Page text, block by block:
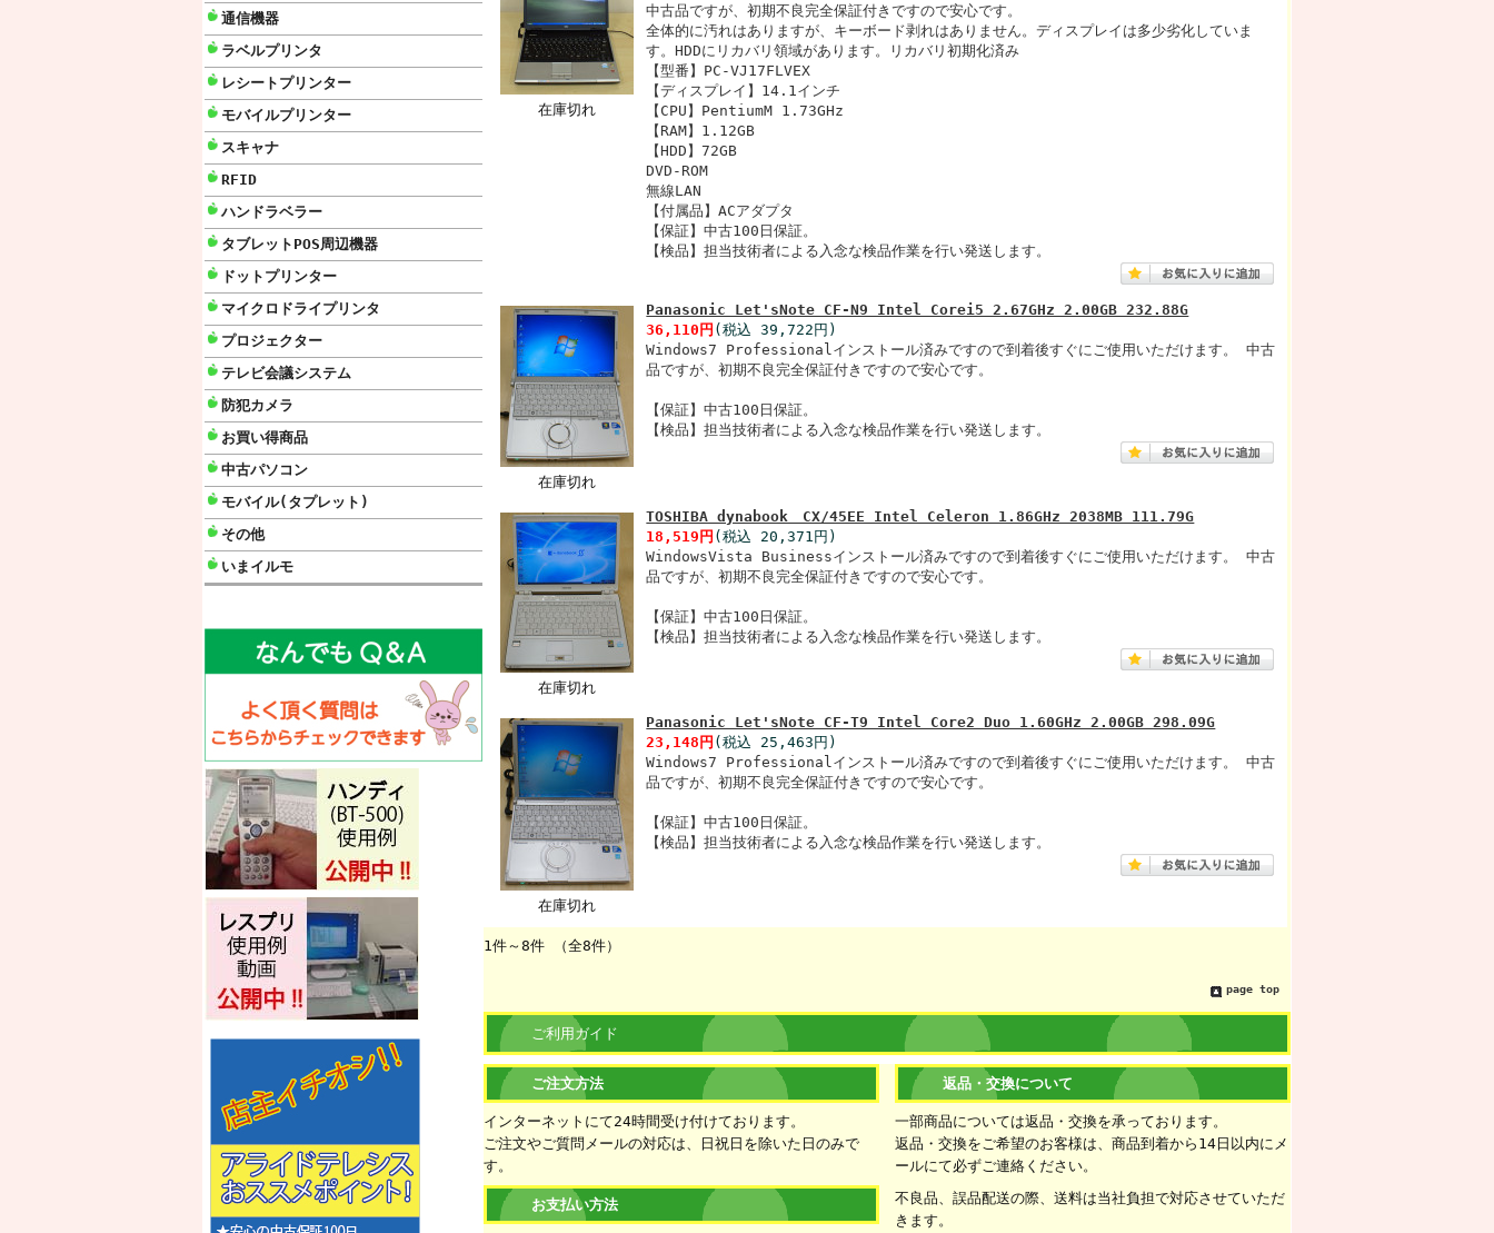
通信機器
ラベルプリンタ
レシートプリンター
モバイルプリンター
スキャナ
RFID
ハンドラベラー
タブレットPOS周辺機器
ドットプリンター
マイクロドライプリンタ
プロジェクター
テレビ会議システム
防犯カメラ
お買い得商品
中古パソコン
モバイル(タプレット)
その他
いまイルモ
在庫切れ
中古品ですが、初期不良完全保証付きですので安心です。
全体的に汚れはありますが、キーボード剥れはありません。ディスプレイは多少劣化していま
す。HDDにリカバリ領域があります。リカバリ初期化済み
【型番】PC-VJ17FLVEX
【ディスプレイ】14.1インチ
【CPU】PentiumM 1.73GHz
【RAM】1.12GB
【HDD】72GB
DVD-ROM
無線LAN
【付属品】ACアダプタ
【保証】中古100日保証。
【検品】担当技術者による入念な検品作業を行い発送します。
在庫切れ
Panasonic Let'sNote CF-N9 Intel Corei5 2.67GHz 2.00GB 232.88G
36,110円 (税込 39,722円)
Windows7 Professionalインストール済みですので到着後すぐにご使用いただけます。 中古
品ですが、初期不良完全保証付きですので安心です。
【保証】中古100日保証。
【検品】担当技術者による入念な検品作業を行い発送します。
在庫切れ
TOSHIBA dynabook CX/45EE Intel Celeron 1.86GHz 2038MB 111.79G
18,519円 (税込 20,371円)
WindowsVista Businessインストール済みですので到着後すぐにご使用いただけます。 中古
品ですが、初期不良完全保証付きですので安心です。
【保証】中古100日保証。
【検品】担当技術者による入念な検品作業を行い発送します。
在庫切れ
Panasonic Let'sNote CF-T9 Intel Core2 Duo 1.60GHz 2.00GB 298.09G
23,148円 (税込 25,463円)
Windows7 Professionalインストール済みですので到着後すぐにご使用いただけます。 中古
品ですが、初期不良完全保証付きですので安心です。
【保証】中古100日保証。
【検品】担当技術者による入念な検品作業を行い発送します。
1件～8件 （全8件）
page top
ご利用ガイド
ご注文方法
インターネットにて24時間受け付けております。
ご注文やご質問メールの対応は、日祝日を除いた日のみで
す。
お支払い方法
返品・交換について
一部商品については返品・交換を承っております。
返品・交換をご希望のお客様は、商品到着から14日以内にメ
ールにて必ずご連絡ください。
不良品、誤品配送の際、送料は当社負担で対応させていただ
きます。